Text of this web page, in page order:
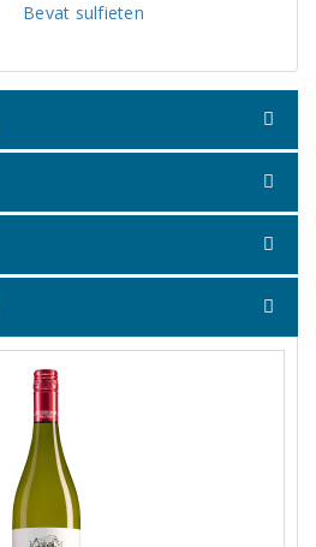
Bevat sulfieten